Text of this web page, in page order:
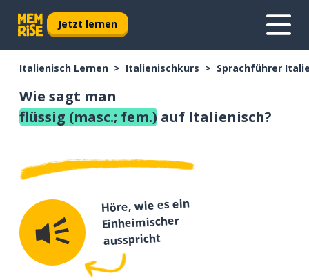
Jetzt lernen
Italienisch Lernen Italienischkurs Sprachführer
Wie sagt man
flüssig (masc.; fem.) auf Italienisch?
Höre, wie es ein
Einheimischer
ausspricht